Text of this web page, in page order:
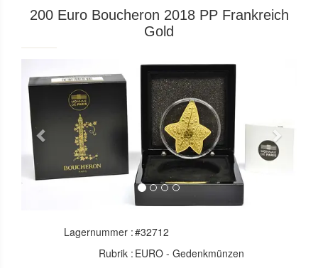
200 Euro Boucheron 2018 PP Frankreich
Gold
Previous Next
Lagernummer :#32712
Rubrik : EURO - Gedenkmünzen